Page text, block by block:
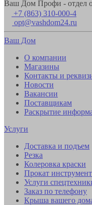
Ваш Дом Профи - отдел
+7 (863) 310-000-4
opt@vashdom24.ru
Ваш Дом
О компании
Магазины
Контакты и
Новости
Вакансии
Поставщикам
Раскрытие
Услуги
Доставка и подъем
Резка
Колеровка краски
Прокат
Услуги
Заказ по телефону
Крыша вашего